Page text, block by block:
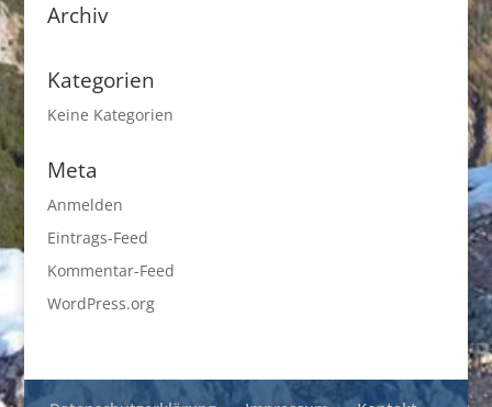
Archiv
Kategorien
Keine Kategorien
Meta
Anmelden
Eintrags-Feed
Kommentar-Feed
WordPress.org